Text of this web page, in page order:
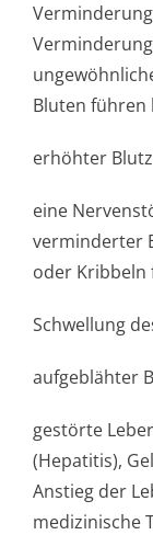
Bluten führen
erhöhter
eine
verminderter
oder Kribbeln
Schwellung
aufgeblähter
gestörte
(Hepatitis),
Anstieg der
medizinische